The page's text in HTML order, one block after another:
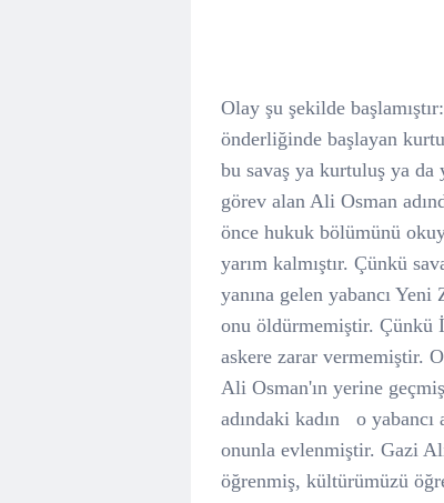
Olay şu şekilde
önderliğinde başlayan
bu savaş ya kurtuluş ya da
görev alan Ali Osman
önce hukuk bölümünü
yarım kalmıştır. Çünkü
yanına gelen yabancı
onu öldürmemiştir. Çünkü
askere zarar vermemiştir.
Ali Osman'ın yerine
adındaki kadın o
onunla evlenmiştir. Gazi
öğrenmiş, kültürümüzü